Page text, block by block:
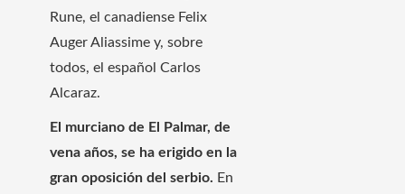
Rune, el canadiense Felix
Auger Aliassime y, sobre
todos, el español Carlos
Alcaraz.
El murciano de El Palmar, de
vena años, se ha erigido en la
gran oposición del serbio. En